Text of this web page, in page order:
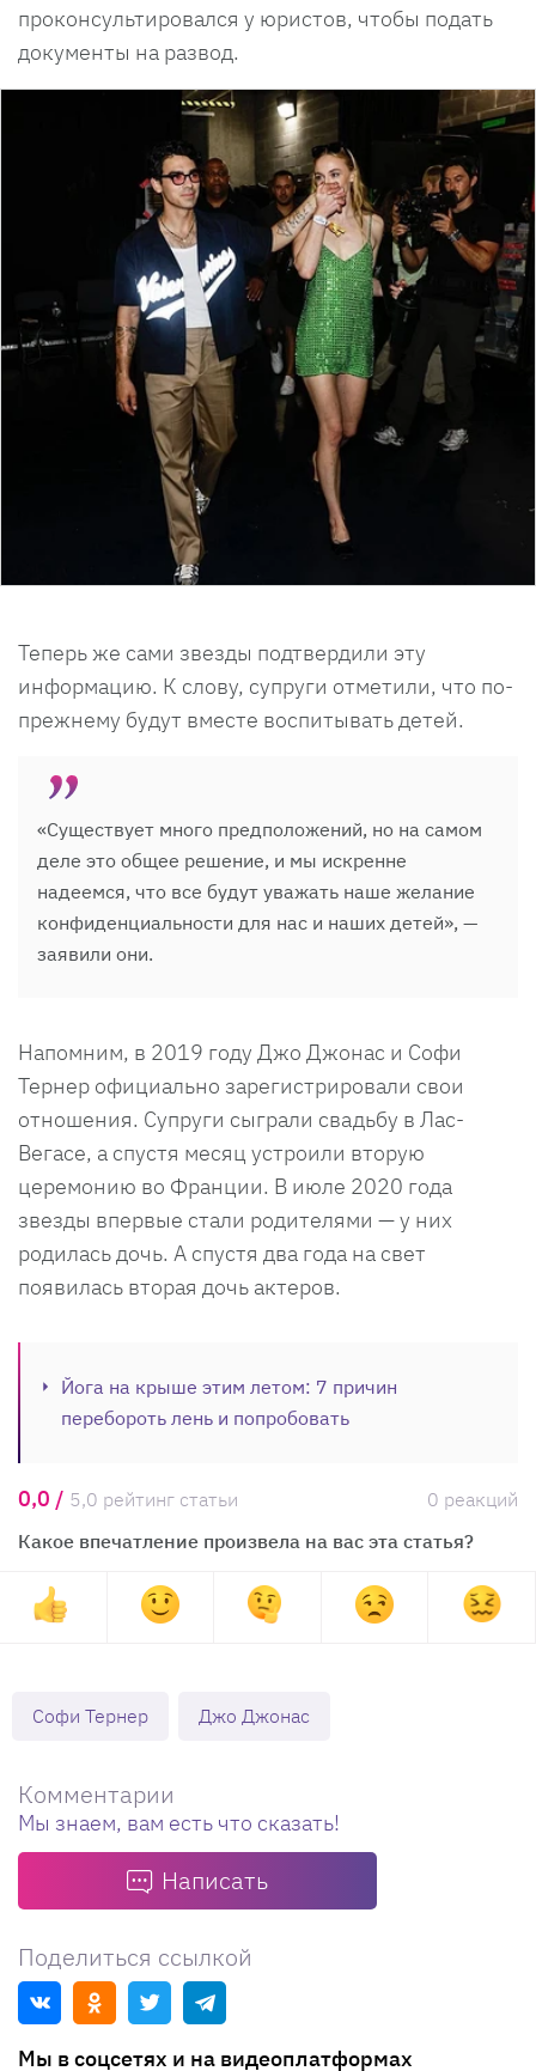
проконсультировался у юристов, чтобы подать
документы на развод.
Теперь же сами звезды подтвердили эту
информацию. К слову, супруги отметили, что по-
прежнему будут вместе воспитывать детей.
«Существует много предположений, но на самом
деле это общее решение, и мы искренне
надеемся, что все будут уважать наше желание
конфиденциальности для нас и наших детей», —
заявили они.
Напомним, в 2019 году Джо Джонас и Софи
Тернер официально зарегистрировали свои
отношения. Супруги сыграли свадьбу в Лас-
Вегасе, а спустя месяц устроили вторую
церемонию во Франции. В июле 2020 года
звезды впервые стали родителями — у них
родилась дочь. А спустя два года на свет
появилась вторая дочь актеров.
Йога на крыше этим летом: 7 причин
перебороть лень и попробовать
0,0 / 5,0 рейтинг статьи
0 реакций
Какое впечатление произвела на вас эта статья?
Софи Тернер Джо Джонас
Комментарии
Мы знаем, вам есть что сказать!
Написать
Поделиться ссылкой
Мы в соцсетях и на видеоплатформах